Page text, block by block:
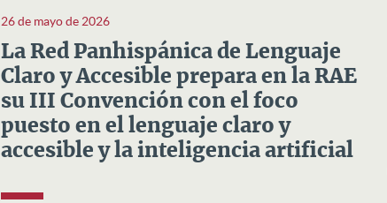
26 de mayo de 2026
La Red Panhispánica de Lenguaje
Claro y Accesible prepara en la RAE
su III Convención con el foco
puesto en el lenguaje claro y
accesible y la inteligencia artificial